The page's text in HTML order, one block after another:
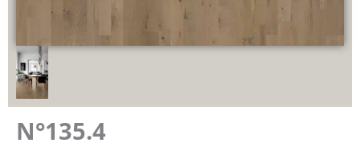
N°135.4